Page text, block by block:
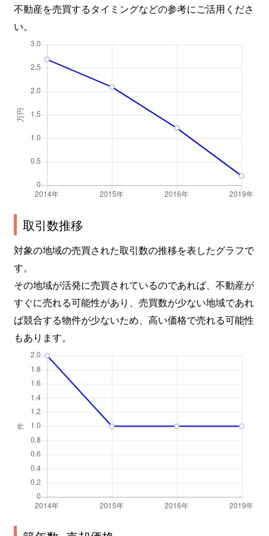
不動産を売買するタイミングなどの参考にご活用くださ
い。
取引数推移
対象の地域の売買された取引数の推移を表したグラフで
す。
その地域が活発に売買されているのであれば、不動産が
すぐに売れる可能性があり、売買数が少ない地域であれ
ば競合する物件が少ないため、高い価格で売れる可能性
もあります。